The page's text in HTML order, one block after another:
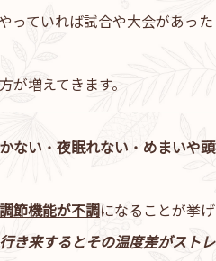
っていれば試合や大会があっ
が増えてきます。
ない ・ 夜眠れない ・ めまいや
節機能が不調になることが挙げ
き来するとその温度差がスト